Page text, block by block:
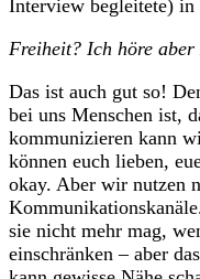
Interview begleitete) in
Freiheit? Ich höre
Das ist auch gut so!
bei uns Menschen ist,
kommunizieren kann
können euch lieben,
okay. Aber wir nutzen
sie nicht mehr mag,
einschränken – aber